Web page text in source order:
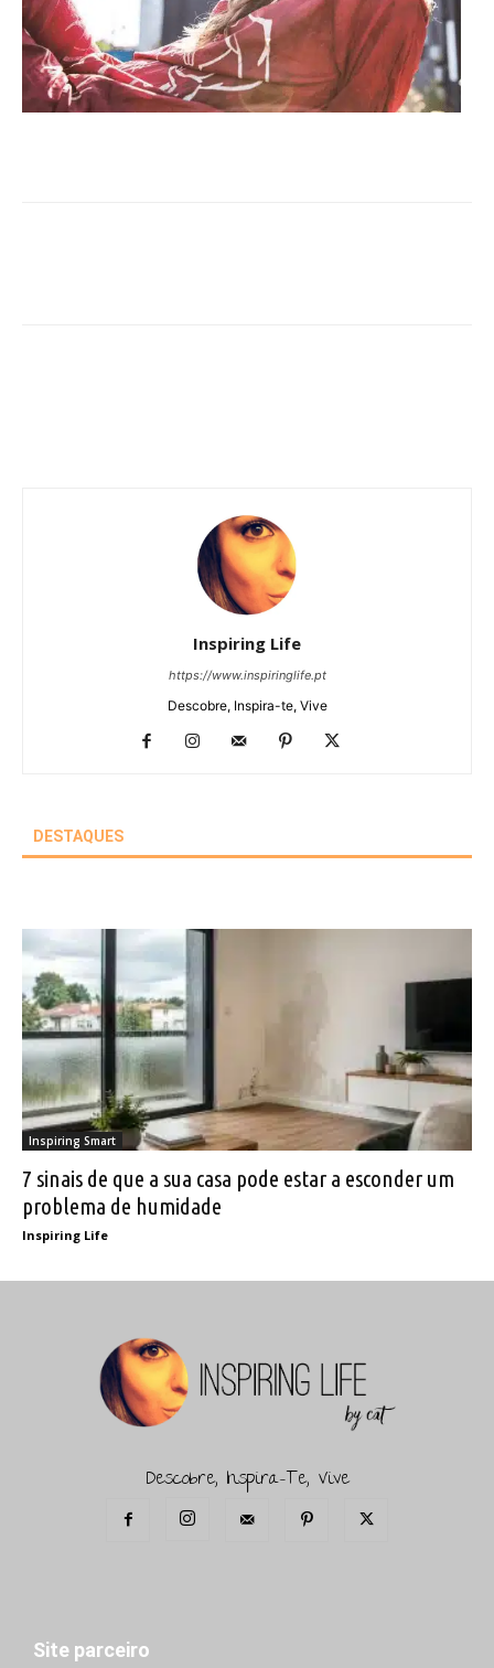
Inspiring Life
https://www.inspiringlife.pt
Descobre, Inspira-te, Vive
DESTAQUES
Inspiring Smart
7 sinais de que a sua casa pode estar a esconder um
problema de humidade
Inspiring Life
Descobre, Inspira-Te, Vive
Site parceiro